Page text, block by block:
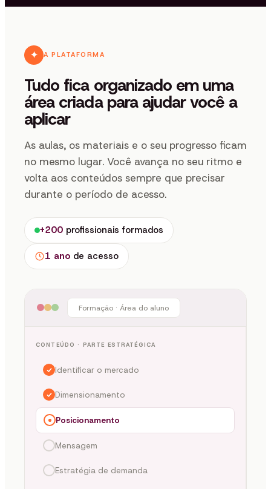
✦ A PLATAFORMA
Tudo fica organizado em uma
área criada para ajudar você a
aplicar
As aulas, os materiais e o seu progresso ficam
no mesmo lugar. Você avança no seu ritmo e
volta aos conteúdos sempre que precisar
durante o período de acesso.
+200 profissionais formados
1 ano de acesso
Formação · Área do aluno
CONTEÚDO · PARTE ESTRATÉGICA
Identificar o mercado
Dimensionamento
Posicionamento
Mensagem
Estratégia de demanda